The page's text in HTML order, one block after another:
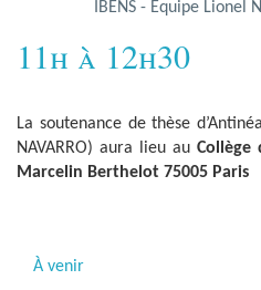
IBENS - Equipe Lionel
11h à 12h30
La soutenance de thèse
NAVARRO) aura lieu au Collège
Marcelin Berthelot 75005 Paris
À venir